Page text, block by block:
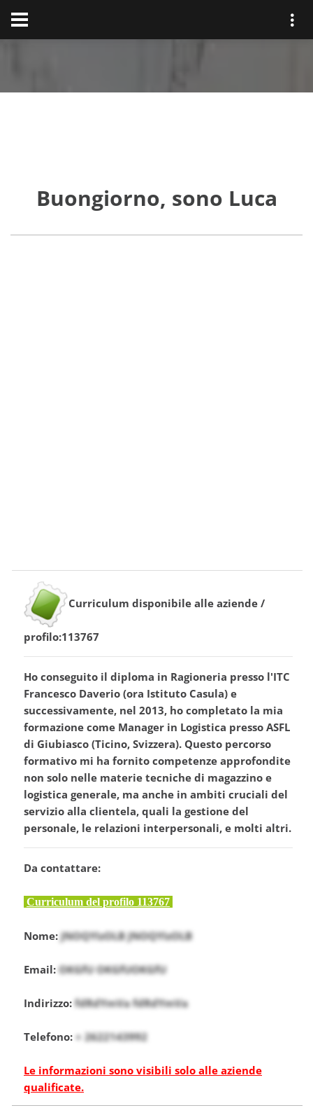
Buongiorno, sono Luca
Curriculum disponibile alle aziende /
profilo:113767
Ho conseguito il diploma in Ragioneria presso l'ITC
Francesco Daverio (ora Istituto Casula) e
successivamente, nel 2013, ho completato la mia
formazione come Manager in Logistica presso ASFL
di Giubiasco (Ticino, Svizzera). Questo percorso
formativo mi ha fornito competenze approfondite
non solo nelle materie tecniche di magazzino e
logistica generale, ma anche in ambiti cruciali del
servizio alla clientela, quali la gestione del
personale, le relazioni interpersonali, e molti altri.
Da contattare:
Curriculum del profilo 113767
Nome:JNOQYIzOLB JNOQYIzOLB
Email:OKGfU OKGfUOKGfU
Indirizzo: fdRdYmVa fdRdYmVa
Telefono: + 2622143992
Le informazioni sono visibili solo alle aziende
qualificate.